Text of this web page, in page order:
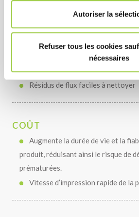
Autoriser la
Refuser tous les cookies
nécessaires
PERFORMANCE
Faible niveau de vide pour
de la chaleur
Très bon mouillage sur les grilles
NiP et Cu.
Résidus de flux faciles à nettoyer
COÛT
Augmente la durée de vie et la
produit, réduisant ainsi le risque de
prématurées.
Vitesse d’impression rapide de la